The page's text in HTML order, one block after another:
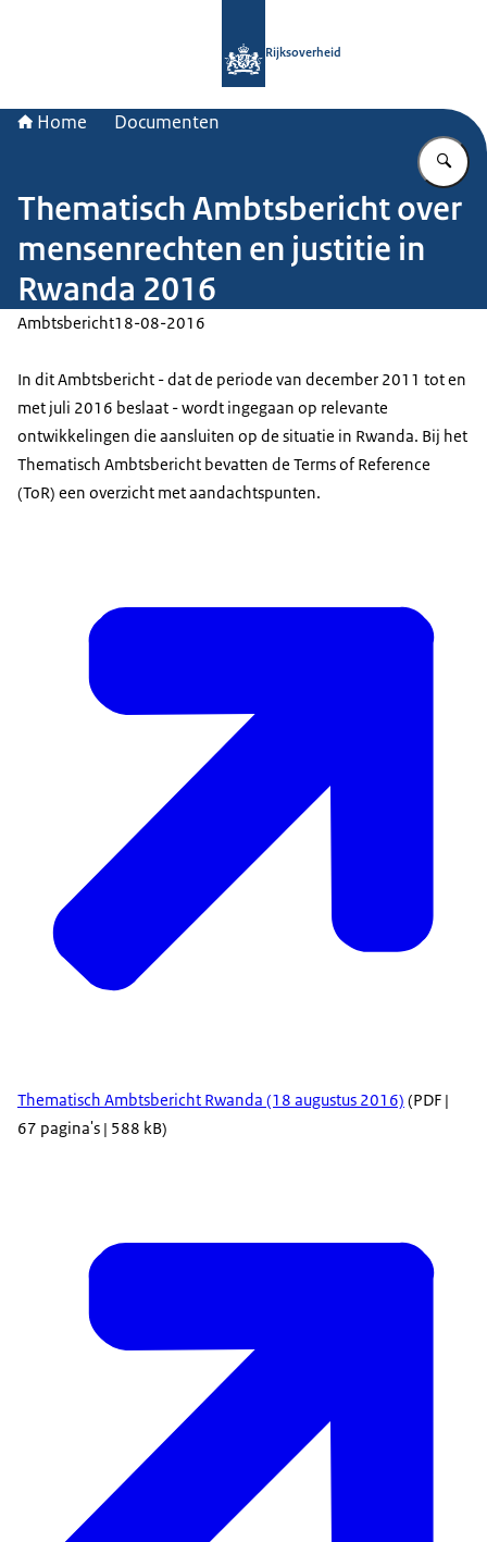
Rijksoverheid
Home Documenten
Thematisch Ambtsbericht over
mensenrechten en justitie in
Rwanda 2016
Ambtsbericht18-08-2016
In dit Ambtsbericht - dat de periode van december 2011 tot en
met juli 2016 beslaat - wordt ingegaan op relevante
ontwikkelingen die aansluiten op de situatie in Rwanda. Bij het
Thematisch Ambtsbericht bevatten de Terms of Reference
(ToR) een overzicht met aandachtspunten.
Thematisch Ambtsbericht Rwanda (18 augustus 2016) (PDF |
67 pagina's | 588 kB)